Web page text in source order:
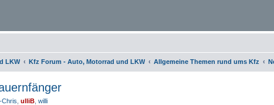
LKW Kfz Forum - Auto, Motorrad und LKW Allgemeine Themen rund ums Kfz
Chris ulliB willi